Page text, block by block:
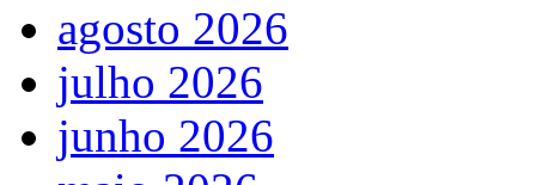
agosto 2026
julho 2026
junho 2026